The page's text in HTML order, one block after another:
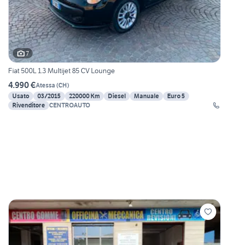
7
Fiat 500L 1.3 Multijet 85 CV Lounge
4.990 €Atessa (CH)
Usato
03/2015 220000 Km Diesel Manuale
Euro 5
Rivenditore CENTROAUTO